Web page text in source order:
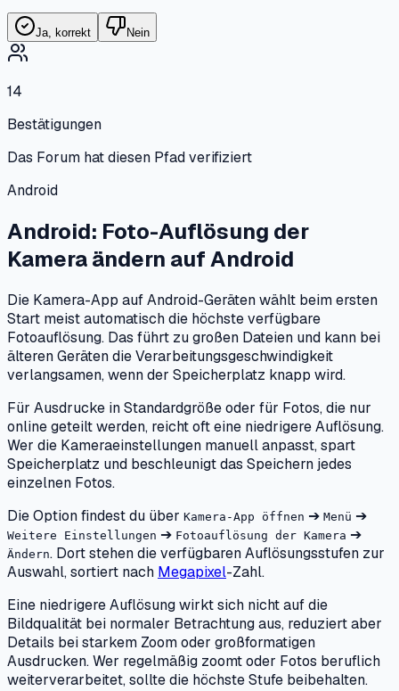
Ja, korrekt Nein
14
Bestätigungen
Das Forum hat diesen Pfad verifiziert
Android
Android: Foto-Auflösung der
Kamera ändern aufAndroid
Die Kamera-App auf Android-Geräten wählt beim ersten
Start meist automatisch die höchste verfügbare
Fotoauflösung. Das führt zu großen Dateien und kann bei
älteren Geräten die Verarbeitungsgeschwindigkeit
verlangsamen, wenn der Speicherplatz knapp wird.
Für Ausdrucke in Standardgröße oder für Fotos, die nur
online geteilt werden, reicht oft eine niedrigere Auflösung.
Wer die Kameraeinstellungen manuell anpasst, spart
Speicherplatz und beschleunigt das Speichern jedes
einzelnen Fotos.
Die Option findest du über Kamera-App öffnen ➔ Menü ➔
Weitere Einstellungen ➔ Fotoauflösung der Kamera ➔
Ändern. Dort stehen die verfügbaren Auflösungsstufen zur
Auswahl, sortiert nach Megapixel-Zahl.
Eine niedrigere Auflösung wirkt sich nicht auf die
Bildqualität bei normaler Betrachtung aus, reduziert aber
Details bei starkem Zoom oder großformatigen
Ausdrucken. Wer regelmäßig zoomt oder Fotos beruflich
weiterverarbeitet, sollte die höchste Stufe beibehalten.